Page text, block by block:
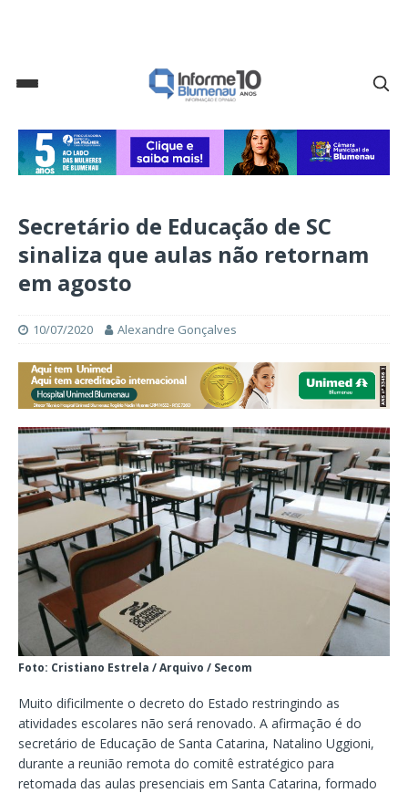
Secretário de Educação de SC
sinaliza que aulas não retornam
em agosto
10/07/2020 Alexandre Gonçalves
Foto: Cristiano Estrela / Arquivo / Secom
Muito dificilmente o decreto do Estado restringindo as
atividades escolares não será renovado. A afirmação é do
secretário de Educação de Santa Catarina, Natalino Uggioni,
durante a reunião remota do comitê estratégico para
retomada das aulas presenciais em Santa Catarina, formado